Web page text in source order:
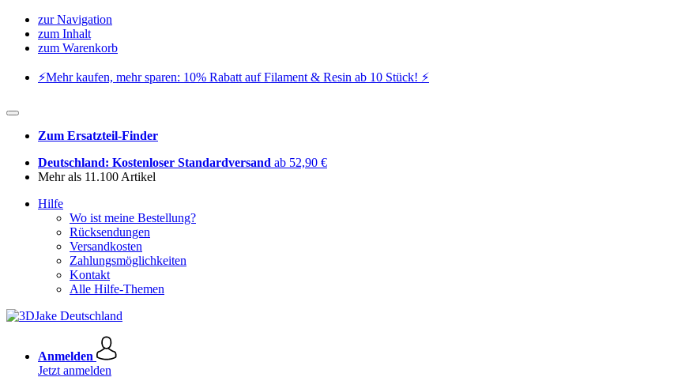
zur Navigation
zum Inhalt
zum Warenkorb
⚡️Mehr kaufen, mehr sparen: 10% Rabatt auf Filament & Resin ab 10 Stück! ⚡️
Zum Ersatzteil-Finder
Deutschland: Kostenloser Standardversand ab 52,90 €
Mehr als 11.100 Artikel
Hilfe
Wo ist meine Bestellung?
Rücksendungen
Versandkosten
Zahlungsmöglichkeiten
Kontakt
Alle Hilfe-Themen
Anmelden
Jetzt anmelden